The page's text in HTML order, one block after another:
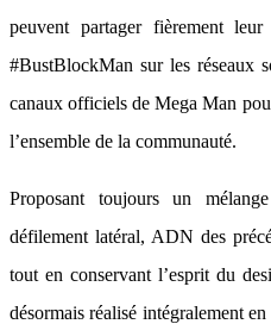
peuvent partager fièrement
#BustBlockMan sur les réseaux
canaux officiels de Mega Man
l’ensemble de la communauté.
Proposant toujours un
défilement latéral, ADN des
tout en conservant l’esprit du
désormais réalisé intégralement